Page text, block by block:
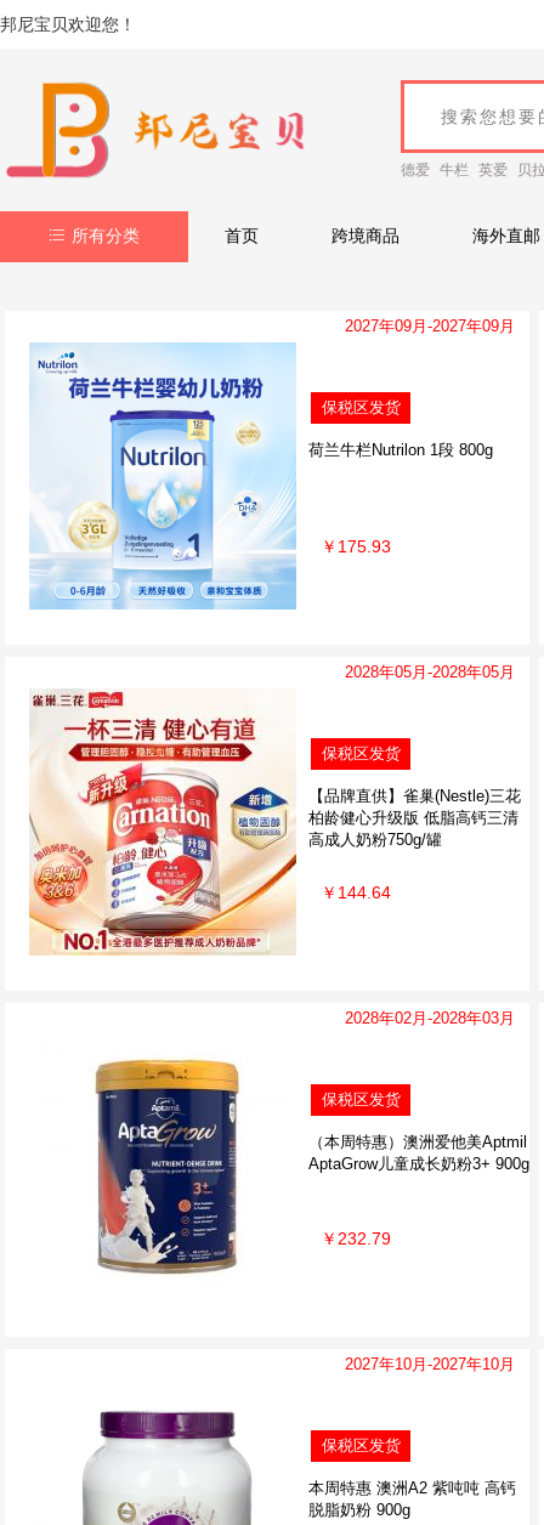
邦尼宝贝欢迎您！
德爱 牛栏 英爱 贝
所有分类 首页 跨境商品 海外直邮
2027年09月-2027年09月
保税区发货
荷兰牛栏Nutrilon 1段 800g
￥175.93
2028年05月-2028年05月
保税区发货
【品牌直供】雀巢(Nestle)三花
柏龄健心升级版 低脂高钙三清
高成人奶粉750g/罐
￥144.64
2028年02月-2028年03月
保税区发货
（本周特惠）澳洲爱他美Aptmil
AptaGrow儿童成长奶粉3+ 900g
￥232.79
2027年10月-2027年10月
保税区发货
本周特惠 澳洲A2 紫吨吨 高钙
脱脂奶粉 900g